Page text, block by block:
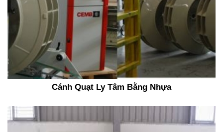
TIN TỨC
TUYỂN DỤNG
LIÊN HỆ
Cánh Quạt Ly Tâm Bằng Nhựa